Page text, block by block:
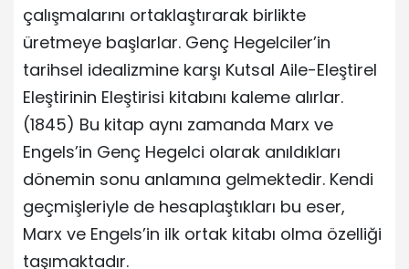
çalışmalarını ortaklaştırarak birlikte
üretmeye başlarlar. Genç Hegelciler’in
tarihsel idealizmine karşı Kutsal Aile-Eleştirel
Eleştirinin Eleştirisi kitabını kaleme alırlar.
(1845) Bu kitap aynı zamanda Marx ve
Engels’in Genç Hegelci olarak anıldıkları
dönemin sonu anlamına gelmektedir. Kendi
geçmişleriyle de hesaplaştıkları bu eser,
Marx ve Engels’in ilk ortak kitabı olma özelliği
taşımaktadır.